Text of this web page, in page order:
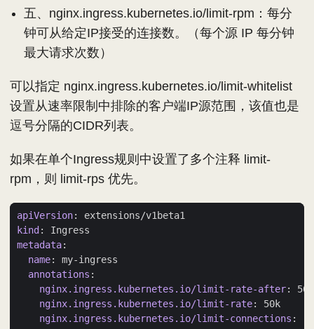
五、nginx.ingress.kubernetes.io/limit-rpm：每分
钟可从给定IP接受的连接数。（每个源 IP 每分钟
最大请求次数）
可以指定 nginx.ingress.kubernetes.io/limit-whitelist
设置从速率限制中排除的客户端IP源范围，该值也是
逗号分隔的CIDR列表。
如果在单个Ingress规则中设置了多个注释 limit-
rpm，则 limit-rps 优先。
apiVersion:
extensions/v1beta1
kind :
Ingress
metadata:
name:
my-ingress
annotations :
nginx.ingress.kubernetes.io/limit-rate-after:
nginx.ingress.kubernetes.io/limit-rate:
50k
nginx.ingress.kubernetes.io/limit-connections :